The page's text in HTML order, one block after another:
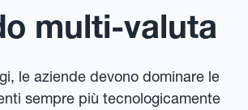
multi-valuta
le aziende devono dominare le
sempre più tecnologicamente